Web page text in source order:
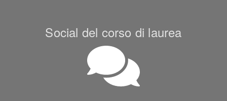
Social del corso di laurea